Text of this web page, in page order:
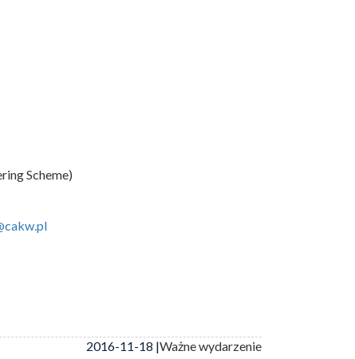
Scheme)
2016-11-18 |Ważne wydarzenie